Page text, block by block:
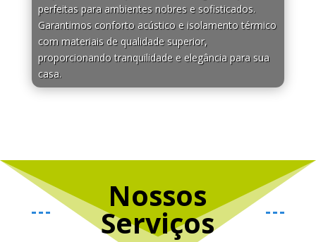
perfeitas para ambientes nobres e sofisticados.
Garantimos conforto acústico e isolamento térmico
com materiais de qualidade superior,
proporcionando tranquilidade e elegância para sua
casa.
Nossos
Serviços